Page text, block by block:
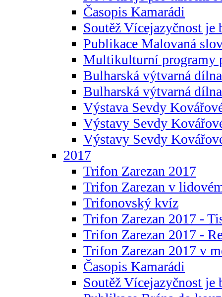
Časopis Kamarádi
Soutěž Vícejazyčnost je
Publikace Malovaná
Multikulturní programy
Bulharská výtvarná
Bulharská výtvarná
Výstava Sevdy
Výstavy Sevdy
Výstavy Sevdy
2017
Trifon Zarezan 2017
Trifon Zarezan v
Trifonovský kvíz
Trifon Zarezan 2017 -
Trifon Zarezan 2017 -
Trifon Zarezan 2017 v
Časopis Kamarádi
Soutěž Vícejazyčnost je